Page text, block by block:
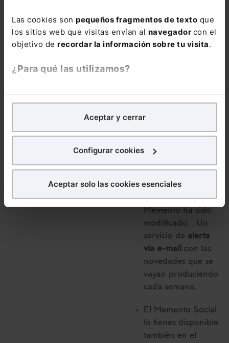
Las cookies son pequeños fragmentos de texto que
los sitios web que visitas envían al navegador con el
objetivo de recordar la información sobre tu visita.
¿Para qué las utilizamos?
analíticospara tratar demejorar tu experienciaen
nuestra página web. También con fines publicitarios,
para poder mostrarte publicidad y contenidos de tu
¿Qué puedes hacer?
en la web sea óptima
para denegar
todas las cookies excepto aquellas imprescindibles.
seleccionar solo aquellas que quieras permitir en tu
navegador. Si no seleccionas ninguna utilizaremos
las que sean indispensables para la navegación.
Aceptar y cerrar
Configurar cookies
Aceptar solo las cookies esenciales
jurisprudencia y
doctrina más
relevante con más
servicio “
Mementos” con el
que puedes
cualquier momento
si un número
marginal del
Memento ha sido
modificado. . Un
servicio de alerta
vía e-mail con las
novedades que se
vayan produciendo
cada semana.
El Memento Social
lo tienes disponible
también en el